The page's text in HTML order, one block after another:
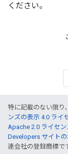
ください。
特に記載のない限り
ンズの表示 4.0 ライ
Apache 2.0 ライセン
Developers サイト
連会社の登録商標で